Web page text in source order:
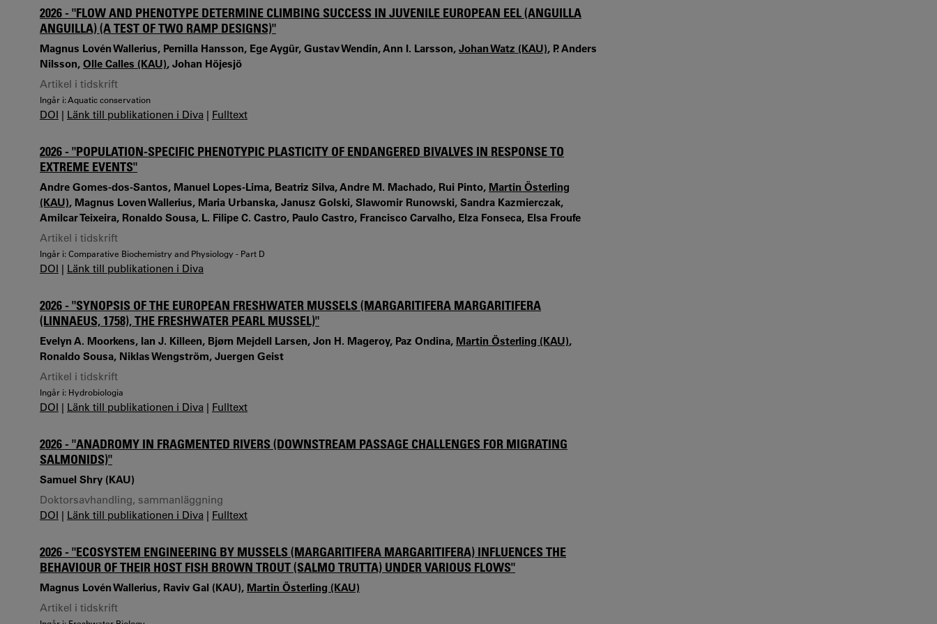
2026 - "FLOW AND PHENOTYPE DETERMINE CLIMBING SUCCESS IN JUVENILE EUROPEAN EEL (ANGUILLA
ANGUILLA) (A TEST OF TWO RAMP DESIGNS)"
Magnus Lovén Wallerius, Pernilla Hansson, Ege Aygür, Gustav Wendin, Ann I. Larsson, Johan Watz (KAU), P. Anders
Nilsson, Olle Calles (KAU), Johan Höjesjö
Artikel i tidskrift
Ingår i: Aquatic conservation
DOI | Länk till publikationen i Diva | Fulltext
2026 - "POPULATION-SPECIFIC PHENOTYPIC PLASTICITY OF ENDANGERED BIVALVES IN RESPONSE TO
EXTREME EVENTS"
Andre Gomes-dos-Santos, Manuel Lopes-Lima, Beatriz Silva, Andre M. Machado, Rui Pinto, Martin Österling
(KAU), Magnus Loven Wallerius, Maria Urbanska, Janusz Golski, Slawomir Runowski, Sandra Kazmierczak,
Amilcar Teixeira, Ronaldo Sousa, L. Filipe C. Castro, Paulo Castro, Francisco Carvalho, Elza Fonseca, Elsa Froufe
Artikel i tidskrift
Ingår i: Comparative Biochemistry and Physiology - Part D
DOI | Länk till publikationen i Diva
2026 - "SYNOPSIS OF THE EUROPEAN FRESHWATER MUSSELS (MARGARITIFERA MARGARITIFERA
(LINNAEUS, 1758), THE FRESHWATER PEARL MUSSEL)"
Evelyn A. Moorkens, Ian J. Killeen, Bjørn Mejdell Larsen, Jon H. Mageroy, Paz Ondina, Martin Österling (KAU),
Ronaldo Sousa, Niklas Wengström, Juergen Geist
Artikel i tidskrift
Ingår i: Hydrobiologia
DOI | Länk till publikationen i Diva | Fulltext
2026 - "ANADROMY IN FRAGMENTED RIVERS (DOWNSTREAM PASSAGE CHALLENGES FOR MIGRATING
SALMONIDS)"
Samuel Shry (KAU)
Doktorsavhandling, sammanläggning
DOI | Länk till publikationen i Diva | Fulltext
2026 - "ECOSYSTEM ENGINEERING BY MUSSELS (MARGARITIFERA MARGARITIFERA) INFLUENCES THE
BEHAVIOUR OF THEIR HOST FISH BROWN TROUT (SALMO TRUTTA) UNDER VARIOUS FLOWS"
Magnus Lovén Wallerius, Raviv Gal (KAU), Martin Österling (KAU)
Artikel i tidskrift